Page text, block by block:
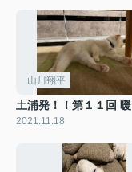
山川翔平
土浦発！！第１１回 暖
2021.11.18